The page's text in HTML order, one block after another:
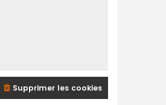
Supprimer les cookies